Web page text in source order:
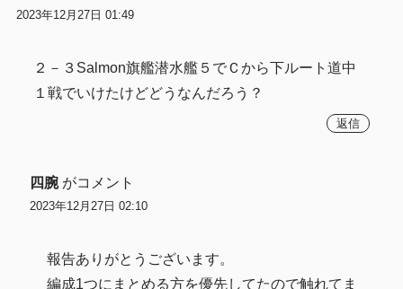
2023年12月27日 01:49
２－３Salmon旗艦潜水艦５でＣから下ルート道中
１戦でいけたけどどうなんだろう？
返信
四腕 がコメント
2023年12月27日 02:10
報告ありがとうございます。
編成1つにまとめる方を優先してたので触れてま